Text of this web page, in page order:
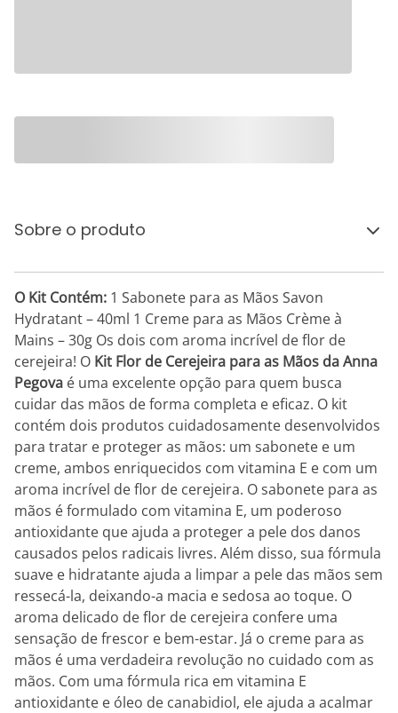
Sobre o produto
O Kit Contém: 1 Sabonete para as Mãos Savon
Hydratant – 40ml 1 Creme para as Mãos Crème à
Mains – 30g Os dois com aroma incrível de flor de
cerejeira! O Kit Flor de Cerejeira para as Mãos da Anna
Pegova é uma excelente opção para quem busca
cuidar das mãos de forma completa e eficaz. O kit
contém dois produtos cuidadosamente desenvolvidos
para tratar e proteger as mãos: um sabonete e um
creme, ambos enriquecidos com vitamina E e com um
aroma incrível de flor de cerejeira. O sabonete para as
mãos é formulado com vitamina E, um poderoso
antioxidante que ajuda a proteger a pele dos danos
causados pelos radicais livres. Além disso, sua fórmula
suave e hidratante ajuda a limpar a pele das mãos sem
ressecá-la, deixando-a macia e sedosa ao toque. O
aroma delicado de flor de cerejeira confere uma
sensação de frescor e bem-estar. Já o creme para as
mãos é uma verdadeira revolução no cuidado com as
mãos. Com uma fórmula rica em vitamina E
antioxidante e óleo de canabidiol, ele ajuda a acalmar